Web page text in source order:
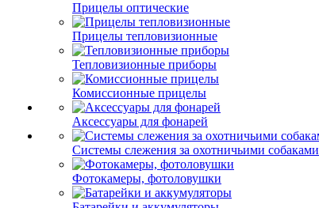
Прицелы оптические
Прицелы тепловизионные
Тепловизионные приборы
Комиссионные прицелы
Аксессуары для фонарей
Системы слежения за охотничьими собаками
Фотокамеры, фотоловушки